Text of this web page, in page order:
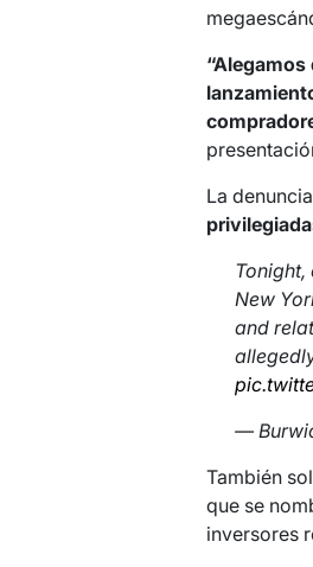
La
New
and
—
También
que se
inversores